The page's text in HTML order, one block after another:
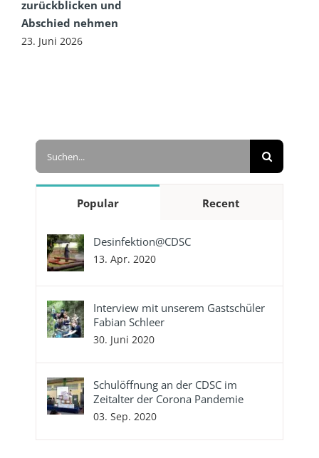
zurückblicken und
Abschied nehmen
23. Juni 2026
Suche
Popular Recent
Desinfektion@CDSC
13. Apr. 2020
Interview mit unserem Gastschüler
Fabian Schleer
30. Juni 2020
Schulöffnung an der CDSC im
Zeitalter der Corona Pandemie
03. Sep. 2020